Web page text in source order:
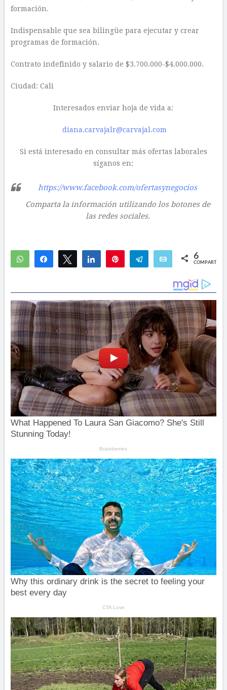
formación.
Indispensable que sea bilingüe para ejecutar y crear
programas de formación.
Contrato indefinido y salario de $3.700.000-$4.000.000.
Ciudad: Cali
Interesados enviar hoja de vida a:
diana.carvajalr@carvajal.com
Si está interesado en consultar más ofertas laborales
síganos en:
https://www.facebook.com/ofertasynegocios
Comparta la información utilizando los botones de
las redes sociales.
WhatsAppCompartirTwittear Compartir Telegram Email 6
COMPARTIR